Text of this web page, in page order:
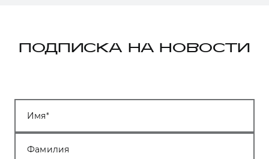
ПОДПИСКА НА НОВОСТИ
Имя
Фамилия